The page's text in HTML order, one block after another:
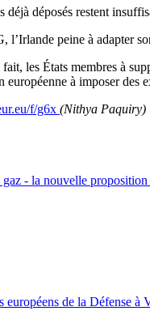
déjà déposés restent
l’Irlande peine à adapter
les États membres à
européenne à imposer des
f/g6x (Nithya Paquiry)
gaz - la nouvelle
européens de la Défense